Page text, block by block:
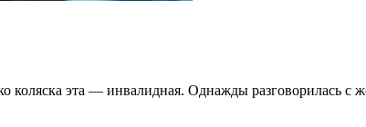
коляска эта — инвалидная. Однажды разговорилась с